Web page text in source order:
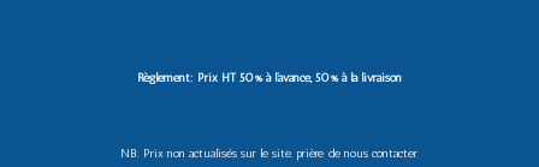
Règlement: Prix HT 50% à l’avance, 50% à la livraison
NB: Prix non actualisés sur le site. prière de nous contacter